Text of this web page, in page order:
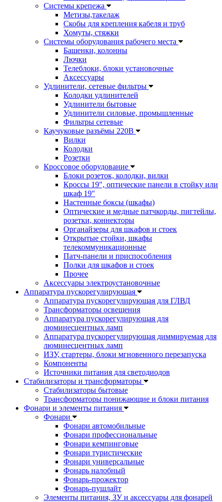
Системы крепежа
Метизы,такелаж
Скобы для крепления кабеля и труб
Хомуты, стяжки
Системы оборудования рабочего места
Башенки, колонны
Лючки
Телеблоки, блоки установочные
Аксессуары
Удлинители, сетевые фильтры
Колодки удлинителей
Удлинители бытовые
Удлинители силовые, промышленные
Фильтры сетевые
Каучуковые разъёмы 220В
Вилки
Колодки
Розетки
Кроссовое оборудование
Блоки розеток, колодки, вилки
Кроссы 19", оптические панели в стойку или
шкаф 19"
Настенные боксы (шкафы)
Оптические и медные патчкорды, пигтейлы,
розетки, коннекторы
Органайзеры для шкафов и стоек
Открытые стойки, шкафы
телекоммуникационные
Патч-панели и приспособления
Полки для шкафов и стоек
Прочее
Аксессуары электроустановочные
Аппаратура пускорегулирующая
Аппаратура пускорегулирующая для ГЛВД
Трансформаторы освещения
Аппаратура пускорегулирующая для
люминесцентных ламп
Аппаратура пускорегулирующая диммируемая для
люминесцентных ламп
ИЗУ, стартеры, блоки мгновенного перезапуска
Компоненты
Источники питания для светодиодов
Стабилизаторы и трансформаторы
Стабилизаторы бытовые
Трансформаторы понижающие и блоки питания
Фонари и элементы питания
Фонари
Фонари автомобильные
Фонари профессиональные
Фонари кемпинговые
Фонари туристические
Фонари универсальные
Фонарь налобный
Фонарь-прожектор
Фонарь-пушлайт
Элементы питания, ЗУ и аксессуары для фонарей